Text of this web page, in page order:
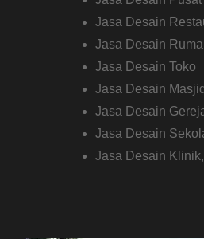
Jasa Desain
Jasa Desain
Jasa Desain Toko
Jasa Desain Masjid
Jasa Desain
Jasa Desain
Jasa Desain